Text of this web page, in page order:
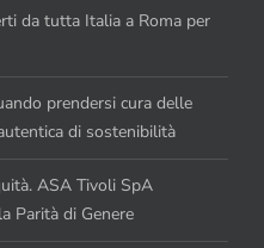
da tutta Italia a Roma per
prendersi cura delle
di sostenibilità
ASA Tivoli SpA
Parità di Genere